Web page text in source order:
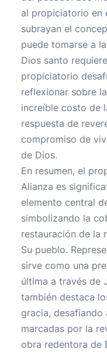
al propiciatorio en
subrayan el
puede tomarse a
Dios santo
propiciatorio
reflexionar sobre
increíble costo de
respuesta de
compromiso de
de Dios.
En resumen, el
Alianza es
elemento central
simbolizando la
restauración de la
Su pueblo.
sirve como una
última a través de
también destaca
gracia,
marcadas por la
obra redentora de